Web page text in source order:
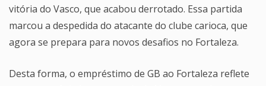
vitória do Vasco, que acabou derrotado. Essa partida
marcou a despedida do atacante do clube carioca, que
agora se prepara para novos desafios no Fortaleza.
Desta forma, o empréstimo de GB ao Fortaleza reflete